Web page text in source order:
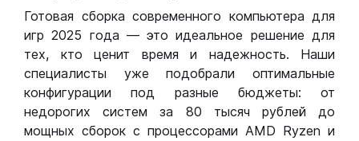
Готовая сборка современного компьютера для
игр 2025 года — это идеальное решение для
тех, кто ценит время и надежность. Наши
специалисты уже подобрали оптимальные
конфигурации под разные бюджеты: от
недорогих систем за 80 тысяч рублей до
мощных сборок с процессорами AMD Ryzen и